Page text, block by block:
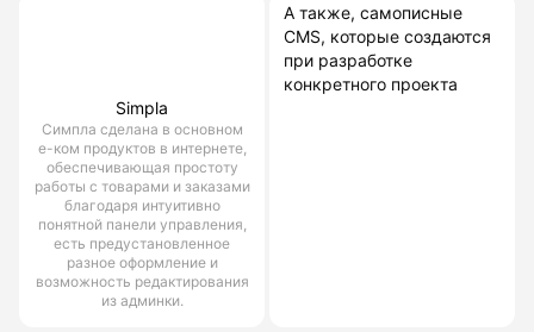
Simpla
Симпла сделана в основном
е-ком продуктов в интернете,
обеспечивающая простоту
работы с товарами и заказами
благодаря интуитивно
понятной панели управления,
есть предустановленное
разное оформление и
возможность редактирования
из админки.
А также, самописные
CMS, которые создаются
при разработке
конкретного проекта